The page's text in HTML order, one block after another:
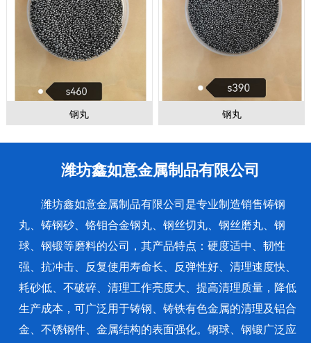
钢丸 钢丸
潍坊鑫如意金属制品有限公司
潍坊鑫如意金属制品有限公司是专业制造销售铸钢
丸、铸钢砂、铬钼合金钢丸、钢丝切丸、钢丝磨丸、钢
球、钢锻等磨料的公司，其产品特点：硬度适中、韧性
强、抗冲击、反复使用寿命长、反弹性好、清理速度快、
耗砂低、不破碎、清理工作亮度大、提高清理质量，降低
生产成本，可广泛用于铸钢、铸铁有色金属的清理及铝合
金、不锈钢件、金属结构的表面强化。钢球、钢锻广泛应